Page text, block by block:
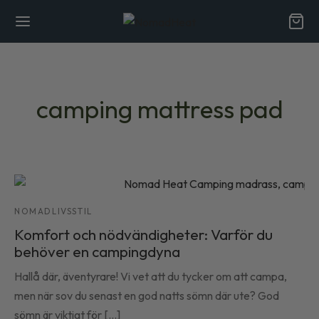
camping mattress pad
NOMADLIVSSTIL
Komfort och nödvändigheter: Varför du
behöver en campingdyna
Hallå där, äventyrare! Vi vet att du tycker om att campa,
men när sov du senast en god natts sömn där ute? God
sömn är viktigt för [...]
med naturliga fibrer
riktlinjer